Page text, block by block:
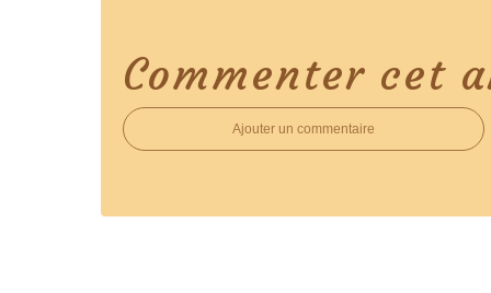
Commenter cet
Ajouter un commentaire